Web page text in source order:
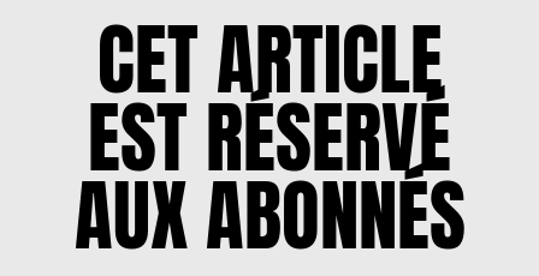
CET ARTICLE
EST RÉSERVÉ
AUX ABONNÉS